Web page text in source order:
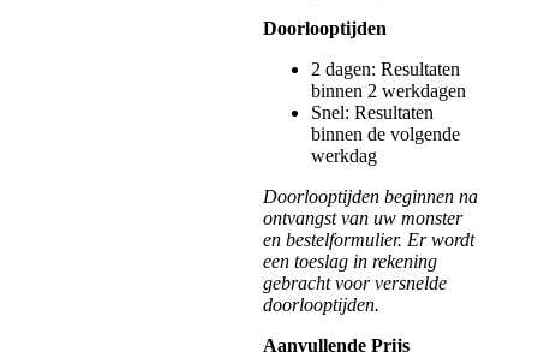
Doorlooptijden
2 dagen: Resultaten
binnen 2 werkdagen
Snel: Resultaten
binnen de volgende
werkdag
Doorlooptijden beginnen na
ontvangst van uw monster
en bestelformulier. Er wordt
een toeslag in rekening
gebracht voor versnelde
doorlooptijden.
Aanvullende Prijs